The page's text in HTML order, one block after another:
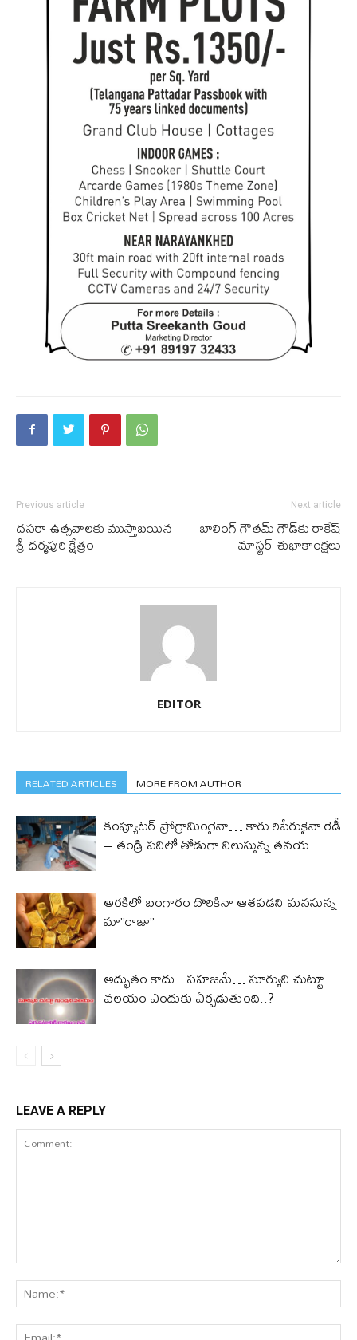
Previous article
ద‌స‌రా ఉత్స‌వాల‌కు ముస్తాబ‌యిన
శ్రీ ధ‌ర్మ‌పురి క్షేత్రం
Next article
బాలింగ్ గౌత‌మ్ గౌడ్‌కు రాకేష్
మాస్ట‌ర్ శుభాకాంక్ష‌లు
EDITOR
RELATED ARTICLES MORE FROM AUTHOR
కంప్యూట‌ర్‌ ప్రోగ్రామింగైనా… కారు రిపేరుకైనా రెడీ
– తండ్రి ప‌నిలో తోడుగా నిలుస్తున్న‌ త‌న‌య‌
అర‌కిలో బంగారం దొరికినా ఆశ‌ప‌డ‌ని మ‌న‌సున్న
మా”రాజు”
అద్భుతం కాదు.. స‌హ‌జ‌మే… సూర్యుని చుట్టూ
వ‌లయం ఎందుకు ఏర్ప‌డుతుంది..?
LEAVE A REPLY